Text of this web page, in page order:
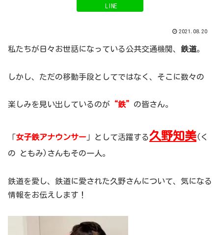
LINE
2021.08.20
私たちが日々お世話になっている公共交通機関、 鉄道。
しかし、ただの移動手段としてではなく、そこに数々の
楽しみを見い出しているのが “鉄” の皆さん。
「女子鉄アナウンサー 」として活躍する久野知美(く
の ともみ)さんもその一人。
鉄道を愛し、鉄道に愛された久野さんについて、気になる
情報をお伝えします！